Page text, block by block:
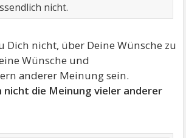
nicht.
Dich nicht, über Deine Wünsche zu
Wünsche und
anderer Meinung sein.
nicht die Meinung vieler anderer